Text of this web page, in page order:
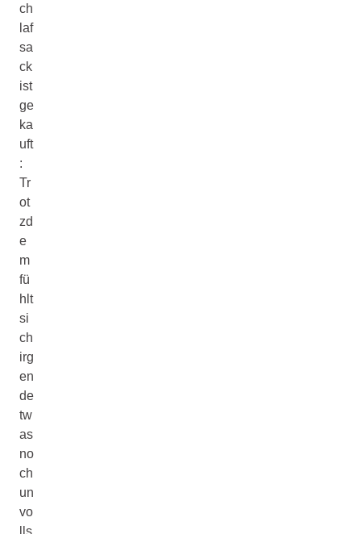
ch
laf
sa
ck
ist
ge
ka
uft
:
Tr
ot
zd
e
m
fü
hlt
si
ch
irg
en
de
tw
as
no
ch
un
vo
lls